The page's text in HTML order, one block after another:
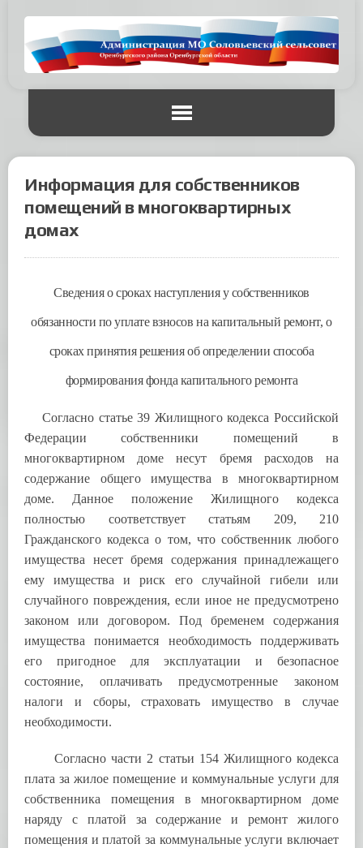
Информация для собственников
помещений в многоквартирных
домах
Сведения о сроках наступления у собственников
обязанности по уплате взносов на капитальный ремонт, о
сроках принятия решения об определении способа
формирования фонда капитального ремонта
Согласно статье 39 Жилищного кодекса Российской
Федерации собственники помещений в
многоквартирном доме несут бремя расходов на
содержание общего имущества в многоквартирном
доме. Данное положение Жилищного кодекса
полностью соответствует статьям 209, 210
Гражданского кодекса о том, что собственник любого
имущества несет бремя содержания принадлежащего
ему имущества и риск его случайной гибели или
случайного повреждения, если иное не предусмотрено
законом или договором. Под бременем содержания
имущества понимается необходимость поддерживать
его пригодное для эксплуатации и безопасное
состояние, оплачивать предусмотренные законом
налоги и сборы, страховать имущество в случае
необходимости.
Согласно части 2 статьи 154 Жилищного кодекса
плата за жилое помещение и коммунальные услуги для
собственника помещения в многоквартирном доме
наряду с платой за содержание и ремонт жилого
помещения и платой за коммунальные услуги включает